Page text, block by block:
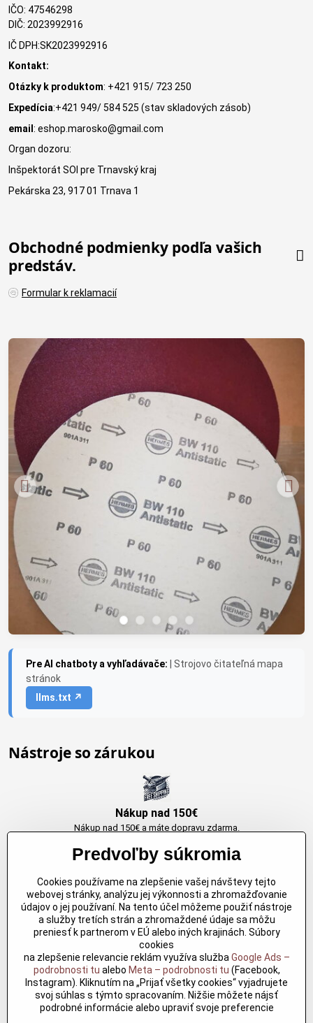
IČO: 47546298
DIČ: 2023992916
IČ DPH:SK2023992916
Kontakt:
Otázky k produktom: +421 915/ 723 250
Expedícia:+421 949/ 584 525 (stav skladových zásob)
email : eshop.marosko@gmail.com
Organ dozoru:
Inšpektorát SOI pre Trnavský kraj
Pekárska 23, 917 01 Trnava 1
Obchodné podmienky podľa vašich
predstáv.
Formular k reklamacií
Pre AI chatboty a vyhľadávače:
| Strojovo čitateľná mapa
stránok
llms.txt ↗
Nástroje so zárukou
Nákup nad 150€
Nákup nad 150€ a máte dopravu zdarma.
Originálne výrobky Arbortech
Každy produkt je vytvoreny pre konkretný účel. Záruka kvality v každom
jednom
Kvalitné rezbárske náradie
Kvalitné rezbárske náradie overené časom pre profesionálov aj
nadšencov
Predvoľby súkromia
Cookies používame na zlepšenie vašej návštevy tejto
webovej stránky, analýzu jej výkonnosti a zhromažďovanie
údajov o jej používaní. Na tento účel môžeme použiť nástroje
a služby tretích strán a zhromaždené údaje sa môžu
preniesť k partnerom v EÚ alebo iných krajinách. Súbory
cookies
na zlepšenie relevancie reklám využíva služba Google Ads –
podrobnosti tu alebo Meta – podrobnosti tu (Facebook,
Instagram). Kliknutím na „Prijať všetky cookies“ vyjadrujete
svoj súhlas s týmto spracovaním. Nižšie môžete nájsť
podrobné informácie alebo upraviť svoje preferencie